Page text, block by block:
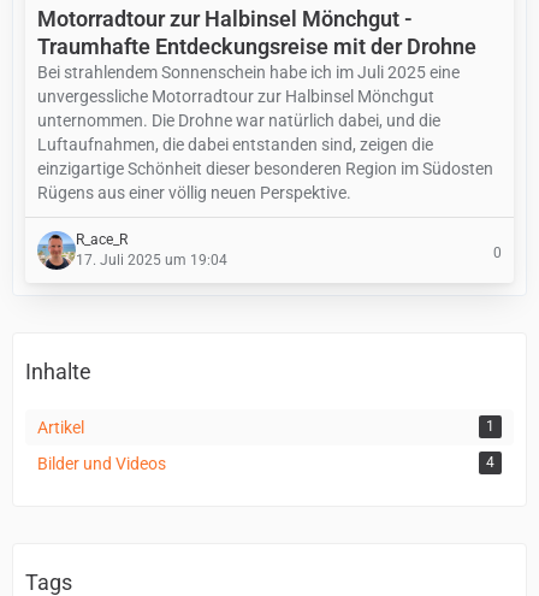
Motorradtour zur Halbinsel Mönchgut -
Traumhafte Entdeckungsreise mit der Drohne
Bei strahlendem Sonnenschein habe ich im Juli 2025 eine
unvergessliche Motorradtour zur Halbinsel Mönchgut
unternommen. Die Drohne war natürlich dabei, und die
Luftaufnahmen, die dabei entstanden sind, zeigen die
einzigartige Schönheit dieser besonderen Region im Südosten
Rügens aus einer völlig neuen Perspektive.
R_ace_R
17. Juli 2025 um 19:04
0
Inhalte
Artikel 1
Bilder und Videos 4
Tags